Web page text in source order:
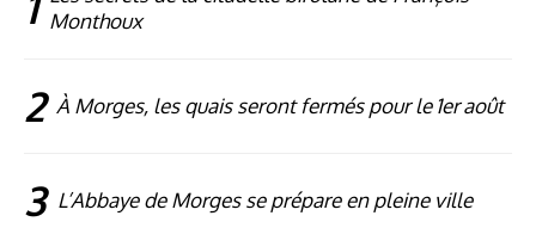
Monthoux
2 À Morges, les quais seront fermés pour le 1er août
3 L’Abbaye de Morges se prépare en pleine ville